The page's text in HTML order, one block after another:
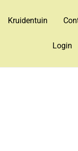
Kruidentuin
Login